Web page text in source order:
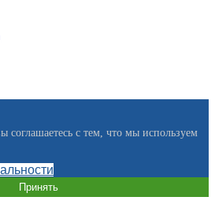
соглашаетесь с тем, что мы используем
Принять